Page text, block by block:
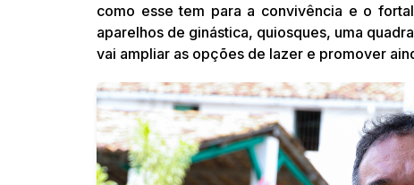
como esse tem para a convivência e o
aparelhos de ginástica, quiosques, uma
vai ampliar as opções de lazer e promover